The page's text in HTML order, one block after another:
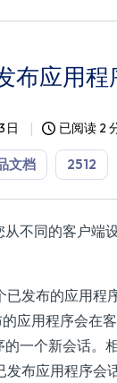
布应用
日 已阅读 2
文档 2512
不同的客户端
发布的应用程
应用程序会在
一个新会话。
布应用程序会